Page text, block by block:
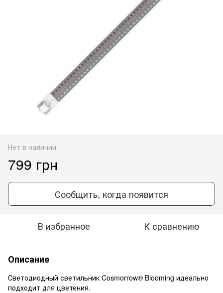
Нет в наличии
799 грн
Сообщить, когда появится
В избранное К сравнению
Описание
Светодиодный светильник Cosmorrow® Blooming идеально
подходит для цветения.